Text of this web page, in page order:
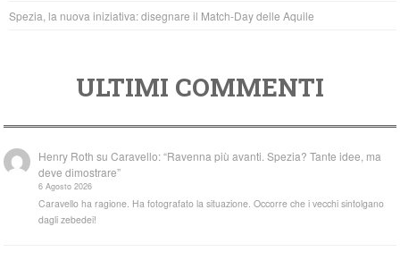
Spezia, la nuova iniziativa: disegnare il Match-Day delle Aquile
ULTIMI COMMENTI
Henry Roth suCaravello: “Ravenna più avanti. Spezia? Tante idee, ma
deve dimostrare”
6 Agosto 2026
Caravello ha ragione. Ha fotografato la situazione. Occorre che i vecchi sintolgano
dagli zebedei!